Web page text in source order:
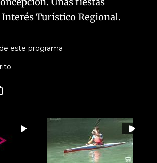
Interés Turístico Regional.
este programa